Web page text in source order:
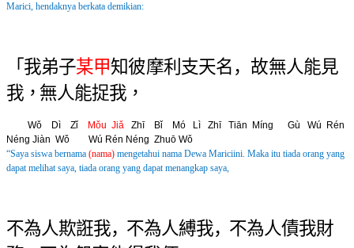
Marici, hendaknya berkata demikian:
「 我 弟 子某 甲知 彼 摩 利 支 天 名 ， 故 無 人 能 見
我 ，無 人 能 捉 我 ，
Wǒ Dì Zǐ Mǒu Jiǎ Zhī Bǐ Mó Lì Zhī Tiān Míng Gù Wú Rén
Néng Jiàn Wǒ Wú Rén Néng Zhuō Wǒ
“Saya siswa bernama (nama) mengetahui nama Dewa Mariciini. Maka itu tiada orang yang
dapat melihat saya, tiada orang yang dapat menangkap saya,
不 為 人 欺 誑 我 ，不 為 人 縛 我 ， 不 為 人 債 我 財